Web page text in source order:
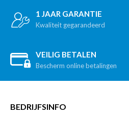
1 JAAR GARANTIE
Kwaliteit gegarandeerd
VEILIG BETALEN
Bescherm online betalingen
BEDRIJFSINFO